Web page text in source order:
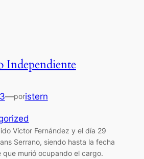
Independiente
—poristern
Víctor Fernández y el día 29
Serrano, siendo hasta la fecha
que murió ocupando el cargo.